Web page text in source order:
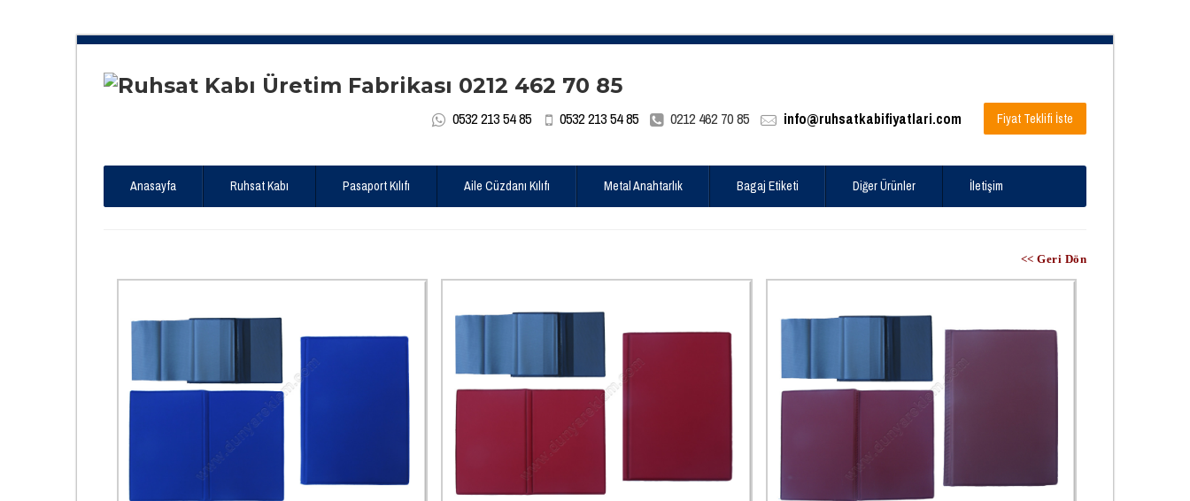
0532 213 54 85 0532 213 54 85 0212 462 70 85 info@ruhsatkabifiyatlari.com Fiyat Teklifi İste
Anasayfa Ruhsat Kabı Pasaport Kılıfı Aile Cüzdanı Kılıfı Metal Anahtarlık Bagaj Etiketi Diğer Ürünler İletişim
<< Geri Dön